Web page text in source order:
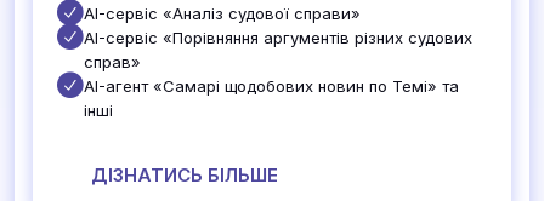
AI-сервіс «Аналіз судової справи»
AI-сервіс «Порівняння аргументів різних судових
справ»
AI-агент «Самарі щодобових новин по Темі» та
інші
ДІЗНАТИСЬ БІЛЬШЕ